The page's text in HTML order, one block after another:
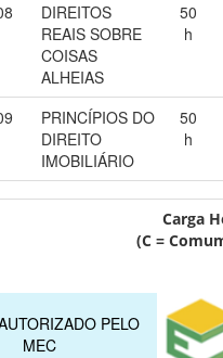
DIREITOS
REAIS SOBRE
COISAS
ALHEIAS
50
h
PRINCÍPIOS DO
DIREITO
IMOBILIÁRIO
50
h
Carga
(C =
PELO
MEC